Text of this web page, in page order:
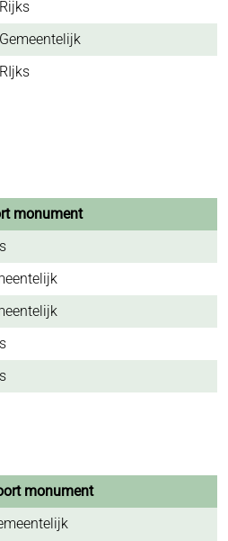
Rijks
Gemeentelijk
RIjks
monument
monument